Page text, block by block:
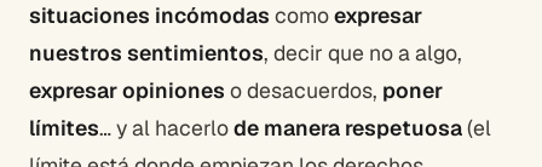
situaciones incómodas comoexpresar
nuestros sentimientos, decir que no a algo,
expresar opiniones o desacuerdos, poner
límites… y al hacerlode manera respetuosa(el